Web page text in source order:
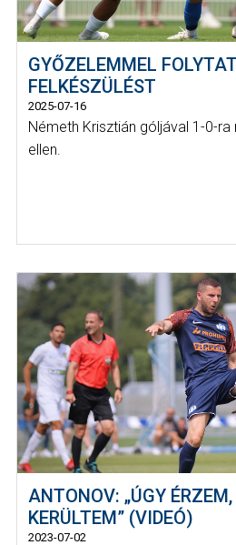
GYŐZELEMMEL
FELKÉSZÜLÉST
2025-07-16
Németh Krisztián góljával 1-0-
ellen.
ANTONOV: „ÚGY
KERÜLTEM” (VIDEÓ)
2023-07-02